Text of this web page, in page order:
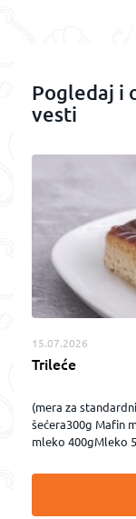
Pogledaj i
vesti
15.07.2026
Trileće
(mera za
šećera300g Mafin
mleko 400gMleko